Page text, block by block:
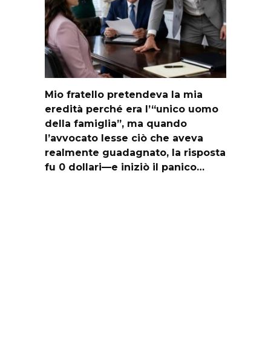
Mio fratello pretendeva la mia
eredità perché era l’“unico uomo
della famiglia”, ma quando
l’avvocato lesse ciò che aveva
realmente guadagnato, la risposta
fu 0 dollari—e iniziò il panico…